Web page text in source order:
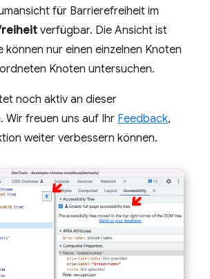
für Barrierefreiheit im
verfügbar. Die Ansicht ist
können nur einen einzelnen Knoten
Knoten untersuchen.
noch aktiv an dieser
Wir freuen uns auf Ihr Feedback,
weiter verbessern können.